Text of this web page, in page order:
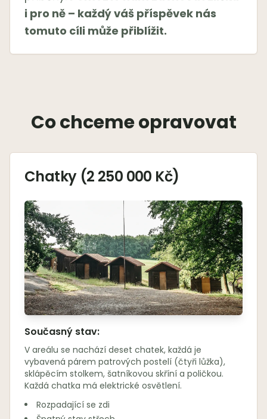
i pro ně – každý váš příspěvek nás
tomuto cíli může přiblížit.
Co chceme opravovat
Chatky (2 250 000 Kč)
Současný stav:
V areálu se nachází deset chatek, každá je
vybavená párem patrových postelí (čtyři lůžka),
sklápěcím stolkem, šatníkovou skříní a poličkou.
Každá chatka má elektrické osvětlení.
Rozpadající se zdi